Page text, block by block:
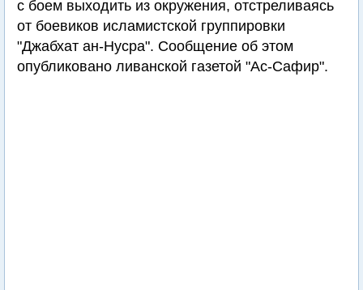
с боем выходить из окружения, отстреливаясь
от боевиков исламистской группировки
"Джабхат ан-Нусра". Сообщение об этом
опубликовано ливанской газетой "Ас-Сафир".